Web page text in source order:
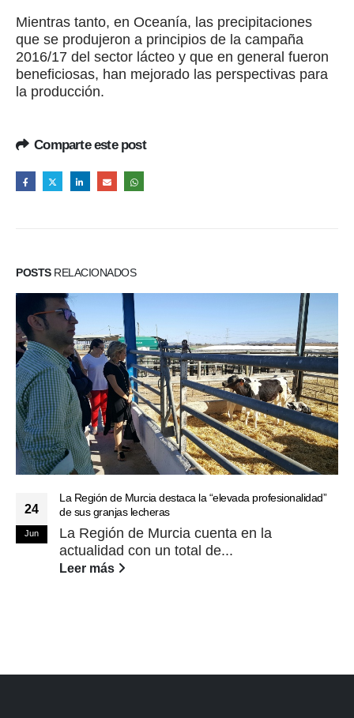
Mientras tanto, en Oceanía, las precipitaciones
que se produjeron a principios de la campaña
2016/17 del sector lácteo y que en general fueron
beneficiosas, han mejorado las perspectivas para
la producción.
Comparte este post
POSTSRELACIONADOS
24
Jun
La Región de Murcia destaca la “elevada profesionalidad”
de sus granjas lecheras
La Región de Murcia cuenta en la
actualidad con un total de...
Leer más